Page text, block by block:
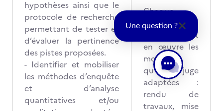
hypothèses ainsi que le
protocole de recherche
permettant de tester et
d’évaluer la pertinence
des pistes proposées.
- Identifier et mobiliser
les méthodes d’enquête
et d’analyse
quantitatives et/ou
Chaque
certificateur
accrédité met
en œuvre les
modalités
qu’il juge
adaptées :
rendu de
travaux, mise
Une question ?